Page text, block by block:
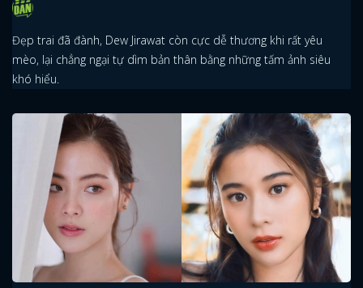
Đẹp trai đã đành, Dew Jirawat còn cực dễ thương khi rất yêu
mèo, lại chẳng ngại tự dìm bản thân bằng những tấm ảnh siêu
khó hiểu.